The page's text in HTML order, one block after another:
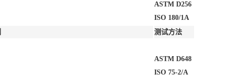
ASTM D256
ISO 180/1A
测试方法
ASTM D648
ISO 75-2/A